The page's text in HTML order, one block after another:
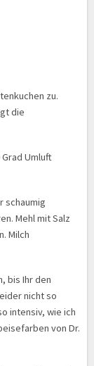
zu.
die
Umluft
schaumig
Mehl mit Salz
Milch
bis Ihr den
nicht so
intensiv, wie ich
von Dr.